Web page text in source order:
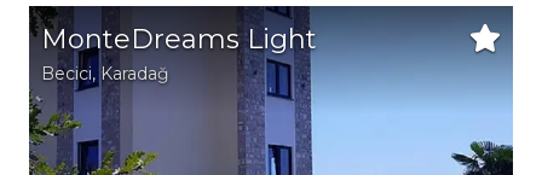
MonteDreams Light
Becici, Karadağ